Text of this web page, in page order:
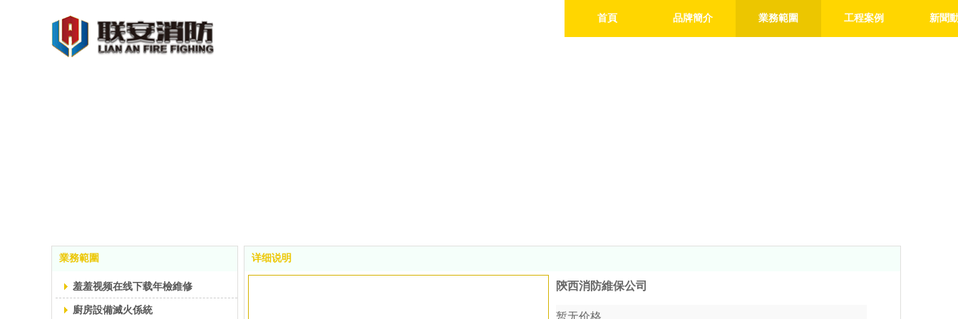
首頁 品牌簡介 業務範圍 工程案例 新聞
業務範圍
羞羞视频在线下载年檢維修
廚房設備滅火係統
详细说明
陝西消防維保公司
暂无价格